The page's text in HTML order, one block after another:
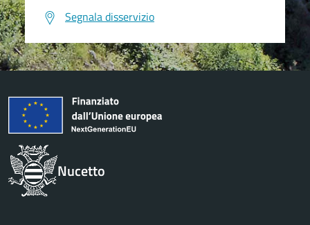
Segnala disservizio
Nucetto